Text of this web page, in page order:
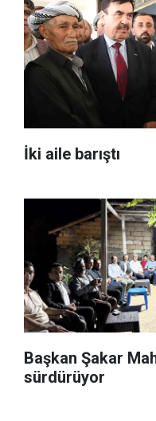
İki aile barıştı
Başkan Şakar
sürdürüyor